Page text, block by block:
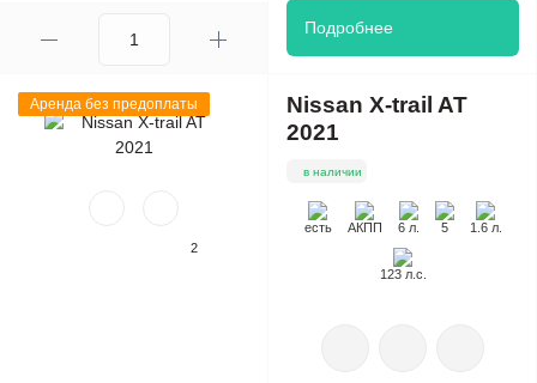
Подробнее
Аренда без предоплаты
2
Nissan X-trail AT
2021
в наличии
есть АКПП 6 л. 5 1.6 л.
123 л.с.